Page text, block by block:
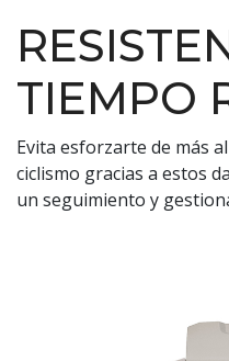
TIEMPO
Evita esforzarte de más
ciclismo gracias a estos
un seguimiento y